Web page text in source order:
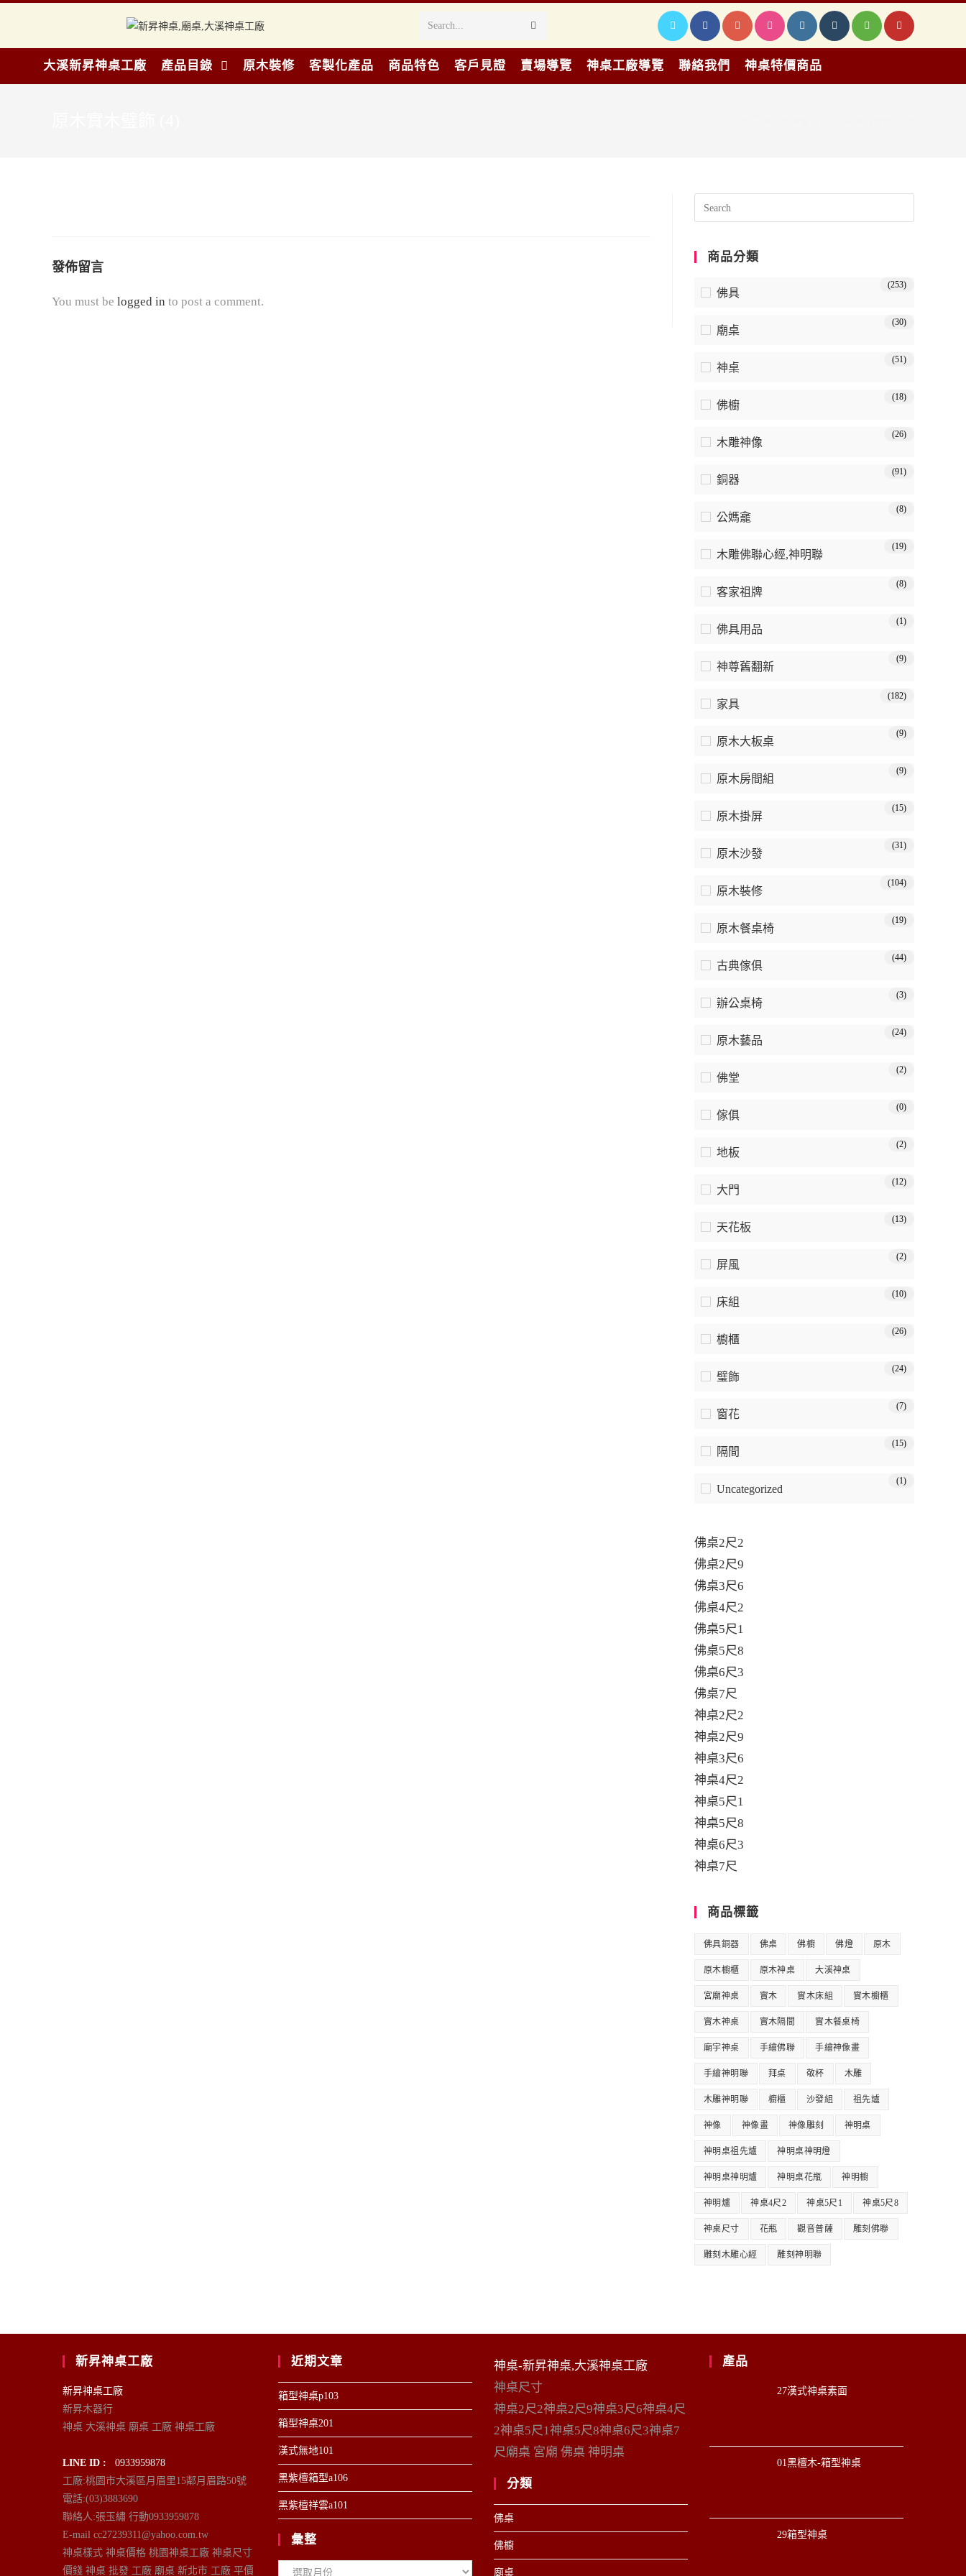
Search...
大溪新昇神桌工廠 產品目錄 原木裝修 客製化產品 商品特色 客戶見證 賣場導覽 神桌工廠導覽 聯絡我們 神桌特價商品
發佈留言
You must be logged in to post a comment.
商品分類
佛具
(253)
廟桌
(30)
神桌
(51)
佛櫥
(18)
木雕神像
(26)
銅器
(91)
公媽龕
(8)
木雕佛聯心經,神明聯
(19)
客家祖牌
(8)
佛具用品
(1)
神尊舊翻新
(9)
家具
(182)
原木大板桌
(9)
原木房間組
(9)
原木掛屏
(15)
原木沙發
(31)
原木裝修
(104)
原木餐桌椅
(19)
古典傢俱
(44)
辦公桌椅
(3)
原木藝品
(24)
佛堂
(2)
傢俱
(0)
地板
(2)
大門
(12)
天花板
(13)
屏風
(2)
床組
(10)
櫥櫃
(26)
璧飾
(24)
窗花
(7)
隔間
(15)
Uncategorized
(1)
佛桌2尺2
佛桌2尺9
佛桌3尺6
佛桌4尺2
佛桌5尺1
佛桌5尺8
佛桌6尺3
佛桌7尺
神桌2尺2
神桌2尺9
神桌3尺6
神桌4尺2
神桌5尺1
神桌5尺8
神桌6尺3
神桌7尺
商品標籤
佛具銅器 佛桌 佛櫥 佛燈 原木
原木櫥櫃 原木神桌 大溪神桌
宮廟神桌 實木 實木床組 實木櫥櫃
實木神桌 實木隔間 實木餐桌椅
廟宇神桌 手繪佛聯 手繪神像畫
手繪神明聯 拜桌 敬杯 木雕
木雕神明聯 櫥櫃 沙發組 祖先爐
神像 神像畫 神像雕刻 神明桌
神明桌祖先爐 神明桌神明燈
神明桌神明爐 神明桌花瓶 神明櫥
神明爐 神桌4尺2 神桌5尺1 神桌5尺8
神桌尺寸 花瓶 觀音普薩 雕刻佛聯
雕刻木雕心經 雕刻神明聯
新昇神桌工廠
新昇神桌工廠
新昇木器行
神桌 大溪神桌 廟桌 工廠 神桌工廠
LINE ID :
0933959878
工廠:桃園市大溪區月眉里15鄰月眉路50號
電話:(03)3883690
聯絡人:張玉繡 行動0933959878
E-mail cc27239311@yahoo.com.tw
神桌樣式 神桌價格 桃園神桌工廠 神桌尺寸
價錢 神桌 批發 工廠 廟桌 新北市 工廠 平價
近期文章
箱型神桌p103
箱型神桌201
漢式無地101
黑紫檀箱型a106
黑紫檀祥雲a101
彙整
神桌-新昇神桌,大溪神桌工廠
神桌尺寸
神桌2尺2神桌2尺9神桌3尺6神桌4尺
2神桌5尺1神桌5尺8神桌6尺3神桌7
尺廟桌 宮廟 佛桌 神明桌
分類
佛桌
佛櫥
廟桌
產品
27漢式神桌素面
01黑檀木-箱型神桌
29箱型神桌